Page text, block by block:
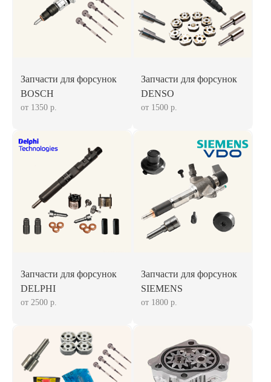
Запчасти для форсунок
BOSCH
от 1350 р.
Запчасти для форсунок
DENSO
от 1500 р.
Запчасти для форсунок
DELPHI
от 2500 р.
Запчасти для форсунок
SIEMENS
от 1800 р.